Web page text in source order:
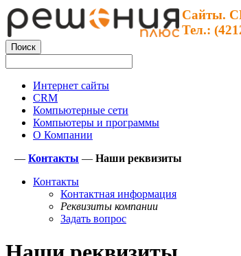
Сайты.
Тел.:
Интернет сайты
CRM
Компьютерные сети
Компьютеры и программы
О Компании
— Контакты — Наши реквизиты
Контакты
Контактная информация
Реквизиты компании
Задать вопрос